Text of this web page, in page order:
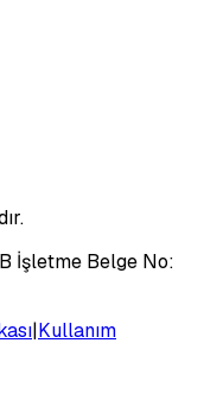
İşletme Belge No:
|Kullanım